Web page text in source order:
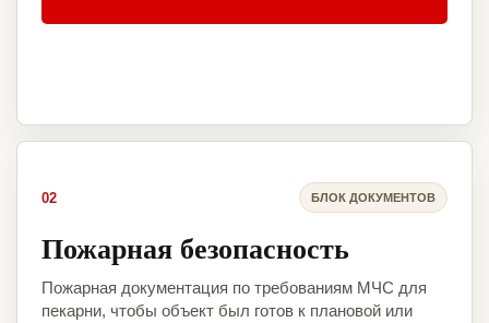
02 БЛОК ДОКУМЕНТОВ
Пожарная безопасность
Пожарная документация по требованиям МЧС для
пекарни, чтобы объект был готов к плановой или